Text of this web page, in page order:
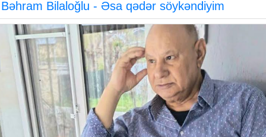
Bəhram Bilaloğlu - Əsa qədər söykəndiyim